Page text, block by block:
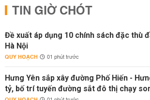
TIN GIỜ CHÓT
Đề xuất áp dụng 10 chính sách đặc thù
Hà Nội
QUY HOẠCH 01 phút trước
Hưng Yên sắp xây đường Phố Hiến -
tỷ, bố trí tuyến đường sắt đô thị chạy